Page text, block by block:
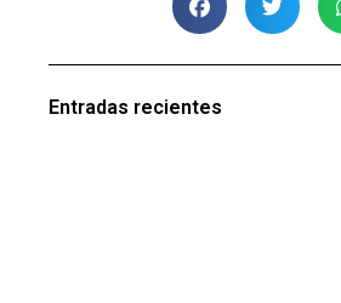
Entradas recientes